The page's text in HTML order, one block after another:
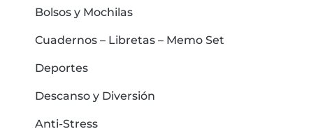
Bolsos y Mochilas
Cuadernos – Libretas – Memo Set
Deportes
Descanso y Diversión
Anti-Stress